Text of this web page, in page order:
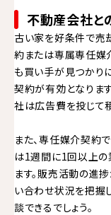
不動産会社と
古い家を好条件で売
約または専属専任媒
も買い手が見つかり
契約が有効となりま
社は広告費を投じて
また、専任媒介契約
は1週間に1回以上
ます。販売活動の進
い合わせ状況を把握
談できるでしょう。